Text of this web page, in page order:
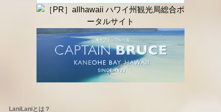
LaniLaniとは？